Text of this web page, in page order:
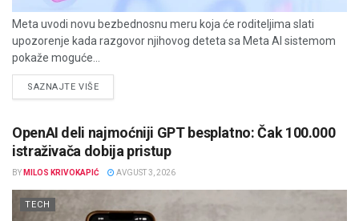
Meta uvodi novu bezbednosnu meru koja će roditeljima slati
upozorenje kada razgovor njihovog deteta sa Meta AI sistemom
pokaže moguće...
SAZNAJTE VIŠEDETAILS
OpenAI deli najmoćniji GPT besplatno: Čak 100.000
istraživača dobija pristup
BY MILOS KRIVOKAPIĆ AVGUST 3, 2026
TECH